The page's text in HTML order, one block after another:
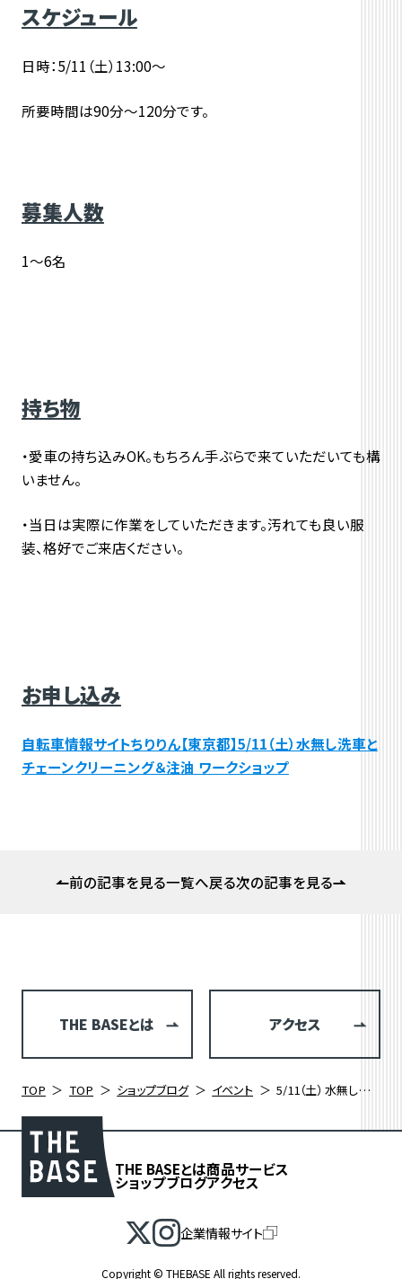
スケジュール
日時：5/11（土）13:00～
所要時間は90分～120分です。
募集人数
1～6名
持ち物
・愛車の持ち込みOK。もちろん手ぶらで来ていただいても構
いません。
・当日は実際に作業をしていただきます。汚れても良い服
装、格好でご来店ください。
お申し込み
自転車情報サイトちりりん【東京都】5/11（土）水無し洗車と
チェーンクリーニング＆注油 ワークショップ
前の記事を見る一覧へ戻る次の記事を見る
THE BASEとは アクセス
TOP TOP ショップブログ イベント 5/11（土） 水無し洗車とチェーンクリーニング＆注油 ワークショップ
THE BASEとは商品サービス
ショップブログアクセス
企業情報サイト
Copyright © THEBASE All rights reserved.